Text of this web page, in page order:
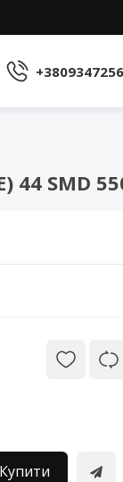
44 SMD
Купити